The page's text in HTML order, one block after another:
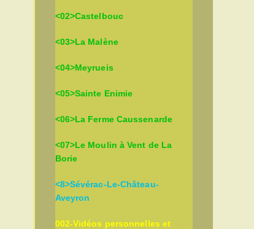
<02>Castelbouc
<03>La Malène
<04>Meyrueis
<05>Sainte Enimie
<06>La Ferme Caussenarde
<07>Le Moulin à Vent de La
Borie
<8>Sévérac-Le-Château-
Aveyron
002-Vidéos personnelles et